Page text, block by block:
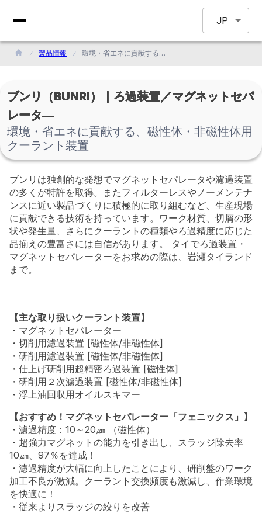
JP
製品情報 環境・省エネに貢献する、磁性体・非磁性体用クーラント装置
ブンリ（BUNRI）｜ろ過装置／マグネットセパ
レータ―
環境・省エネに貢献する、磁性体・非磁性体用
クーラント装置
ブンリは独創的な発想でマグネットセパレータや濾過装置
の多くが特許を取得。またフィルターレスやノーメンテナ
ンスに近い製品づくりに積極的に取り組むなど、生産現場
に貢献できる技術を持っています。ワーク材質、切屑の形
状や発生量、さらにクーラントの種類やろ過精度に応じた
品揃えの豊富さには自信があります。 タイでろ過装置・
マグネットセパレーターをお求めの際は、岩瀬タイランド
まで。
【主な取り扱いクーラント装置】
・マグネットセパレーター
・切削用濾過装置 [磁性体/非磁性体]
・研削用濾過装置 [磁性体/非磁性体]
・仕上げ研削用超精密ろ過装置 [磁性体]
・研削用２次濾過装置 [磁性体/非磁性体]
・浮上油回収用オイルスキマー
【おすすめ！マグネットセパレーター「フェニックス」】
・濾過精度：10～20㎛ （磁性体）
・超強力マグネットの能力を引き出し、スラッジ除去率
10㎛、97％を達成！
・濾過精度が大幅に向上したことにより、研削盤のワーク
加工不良が激減。クーラント交換頻度も激減し、作業環境
を快適に！
・従来よりスラッジの絞りを改善